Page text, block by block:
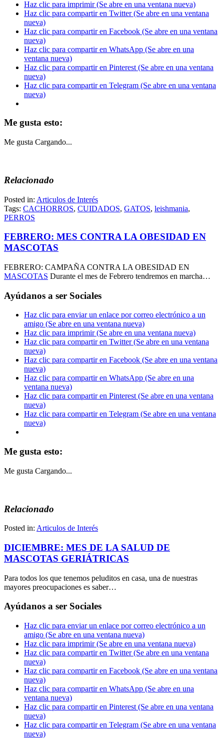
Haz clic para imprimir (Se abre en una ventana nueva)
Haz clic para compartir en Twitter (Se abre en una ventana
nueva)
Haz clic para compartir en Facebook (Se abre en una ventana
nueva)
Haz clic para compartir en WhatsApp (Se abre en una
ventana nueva)
Haz clic para compartir en Pinterest (Se abre en una ventana
nueva)
Haz clic para compartir en Telegram (Se abre en una ventana
nueva)
Me gusta esto:
Me gusta Cargando...
Relacionado
Posted in: Articulos de Interés
Tags: CACHORROS, CUIDADOS, GATOS, leishmania,
PERROS
FEBRERO: MES CONTRA LA OBESIDAD EN
MASCOTAS
FEBRERO: CAMPAÑA CONTRA LA OBESIDAD EN
MASCOTAS Durante el mes de Febrero tendremos en marcha…
Ayúdanos a ser Sociales
Haz clic para enviar un enlace por correo electrónico a un
amigo (Se abre en una ventana nueva)
Haz clic para imprimir (Se abre en una ventana nueva)
Haz clic para compartir en Twitter (Se abre en una ventana
nueva)
Haz clic para compartir en Facebook (Se abre en una ventana
nueva)
Haz clic para compartir en WhatsApp (Se abre en una
ventana nueva)
Haz clic para compartir en Pinterest (Se abre en una ventana
nueva)
Haz clic para compartir en Telegram (Se abre en una ventana
nueva)
Me gusta esto:
Me gusta Cargando...
Relacionado
Posted in: Articulos de Interés
DICIEMBRE: MES DE LA SALUD DE
MASCOTAS GERIÁTRICAS
Para todos los que tenemos peluditos en casa, una de nuestras
mayores preocupaciones es saber…
Ayúdanos a ser Sociales
Haz clic para enviar un enlace por correo electrónico a un
amigo (Se abre en una ventana nueva)
Haz clic para imprimir (Se abre en una ventana nueva)
Haz clic para compartir en Twitter (Se abre en una ventana
nueva)
Haz clic para compartir en Facebook (Se abre en una ventana
nueva)
Haz clic para compartir en WhatsApp (Se abre en una
ventana nueva)
Haz clic para compartir en Pinterest (Se abre en una ventana
nueva)
Haz clic para compartir en Telegram (Se abre en una ventana
nueva)